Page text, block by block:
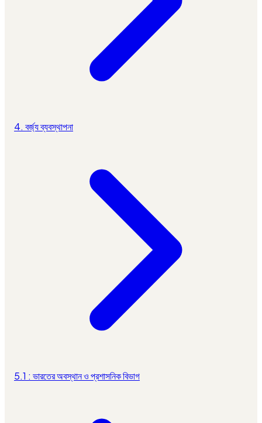
4. বর্জ্য ব্যবস্থাপনা
5.1 : ভারতের অবস্থান ও প্রশাসনিক বিভাগ